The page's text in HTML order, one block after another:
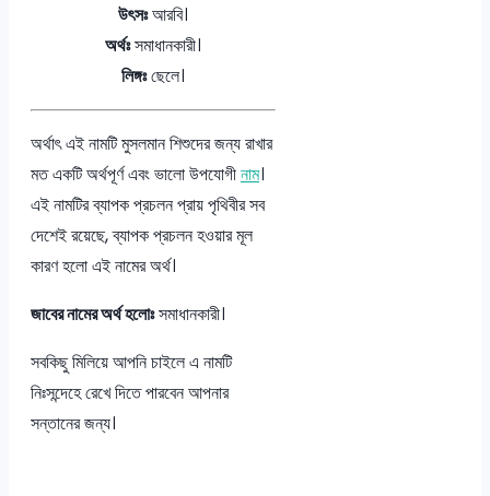
উৎসঃআরবি।
অর্থঃসমাধানকারী।
লিঙ্গঃছেলে।
অর্থাৎ এই নামটি মুসলমান শিশুদের জন্য রাখার
মত একটি অর্থপূর্ণ এবং ভালো উপযোগীনাম।
এই নামটির ব্যাপক প্রচলন প্রায় পৃথিবীর সব
দেশেই রয়েছে, ব্যাপক প্রচলন হওয়ার মূল
কারণ হলো এই নামের অর্থ।
জাবের নামের অর্থ হলোঃসমাধানকারী।
সবকিছু মিলিয়ে আপনি চাইলে এ নামটি
নিঃসন্দেহে রেখে দিতে পারবেন আপনার
সন্তানের জন্য।